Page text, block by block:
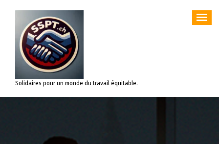
contenu
Solidaires pour un monde du travail équitable.